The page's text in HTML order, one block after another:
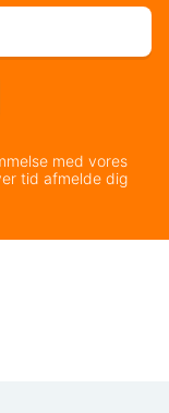
med vores
tid afmelde dig